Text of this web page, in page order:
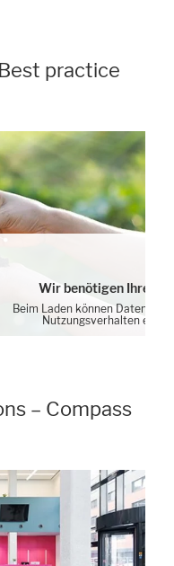
practice
Wir benötigen Ihre
Beim Laden können Daten von
Nutzungsverhalten
– Compass